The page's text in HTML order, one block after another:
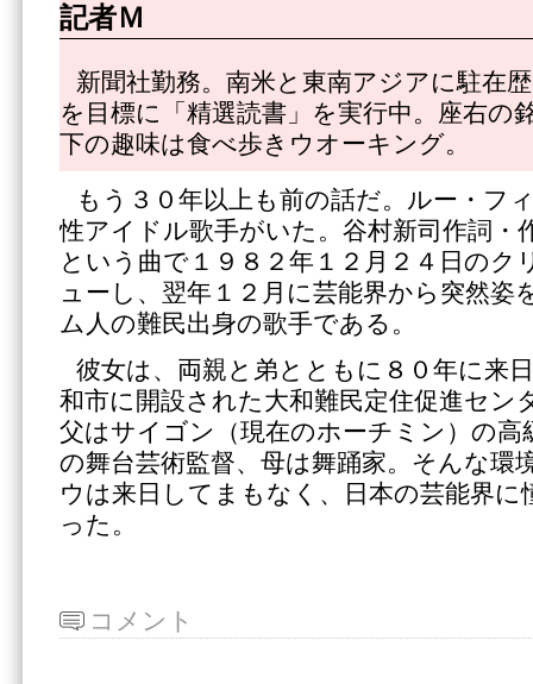
記者Ｍ
新聞社勤務。南米と東南アジアに駐在
を目標に「精選読書」を実行中。座右の
下の趣味は食べ歩きウオーキング。
もう３０年以上も前の話だ。ルー・フ
性アイドル歌手がいた。谷村新司作詞・
という曲で１９８２年１２月２４日のク
ューし、翌年１２月に芸能界から突然姿
ム人の難民出身の歌手である。
彼女は、両親と弟とともに８０年に来
和市に開設された大和難民定住促進セン
父はサイゴン（現在のホーチミン）の
の舞台芸術監督、母は舞踊家。そんな環
ウは来日してまもなく、日本の芸能界
った。
コメント